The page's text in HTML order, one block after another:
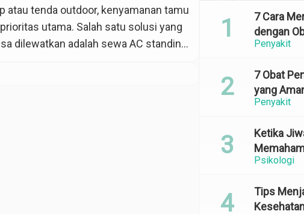
atau tenda outdoor, kenyamanan tamu
utama. Salah satu solusi yang
dilewatkan adalah sewa AC standing.
Penyakit
7 Cara
dengan
yang
Penyakit
7 Obat
yang
Psikologi
Ketika
Emotional
Tips